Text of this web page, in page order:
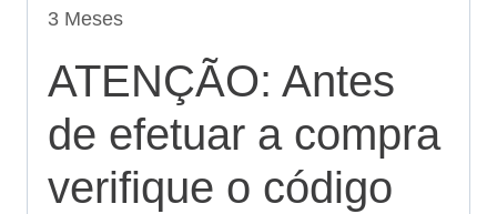
3 Meses
ATENÇÃO: Antes
de efetuar a compra
verifique o código